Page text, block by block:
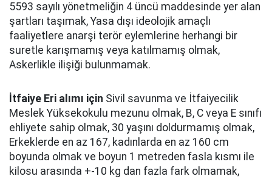
5593 sayılı yönetmeliğin 4 üncü maddesinde yer alan
şartları taşımak, Yasa dışı ideolojik amaçlı
faaliyetlere anarşi terör eylemlerine herhangi bir
suretle karışmamış veya katılmamış olmak,
Askerlikle ilişiği bulunmamak.
İtfaiye Eri alımı için Sivil savunma ve İtfaiyecilik
Meslek Yüksekokulu mezunu olmak, B, C veya E sınıfı
ehliyete sahip olmak, 30 yaşını doldurmamış olmak,
Erkeklerde en az 167, kadınlarda en az 160 cm
boyunda olmak ve boyun 1 metreden fasla kısmı ile
kilosu arasında +-10 kg dan fazla fark olmamak,